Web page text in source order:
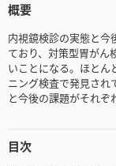
概要
内視鏡検診の実態と今
ており、対策型胃がん
いことになる。ほとん
ニング検査で発見され
と今後の課題がそれぞ
目次